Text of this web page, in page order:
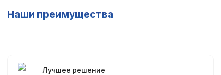
Наши преимущества
Лучшее решение